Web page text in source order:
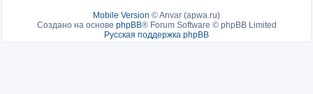
Mobile Version ©Anvar (apwa.ru)
Создано на основе phpBB® Forum Software © phpBB Limited
Русская поддержка phpBB